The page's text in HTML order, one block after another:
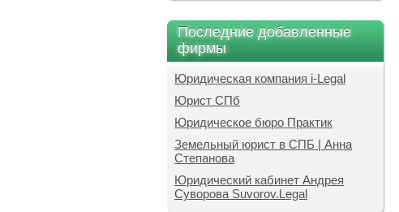
Последние добавленные
фирмы
Юридическая компания i-Legal
Юрист СПб
Юридическое бюро Практик
Земельный юрист в СПБ | Анна
Степанова
Юридический кабинет Андрея
Суворова Suvorov.Legal